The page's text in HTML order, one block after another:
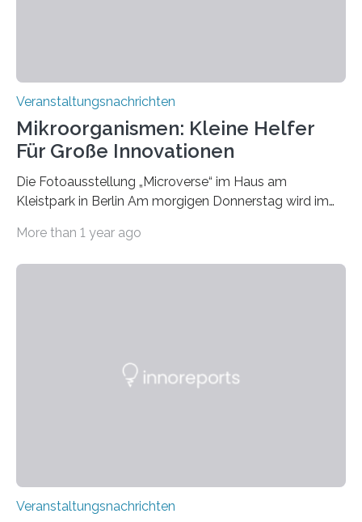
Veranstaltungsnachrichten
Mikroorganismen: Kleine Helfer
Für Große Innovationen
Die Fotoausstellung „Microverse“ im Haus am
Kleistpark in Berlin Am morgigen Donnerstag wird im
„Microverse“ mit Arbeiten der Fotografin Kathrin
Labor für Mikrobiologie Für das Projekt „Microverse“ hat
More than 1 year ago
Veranstaltungsnachrichten